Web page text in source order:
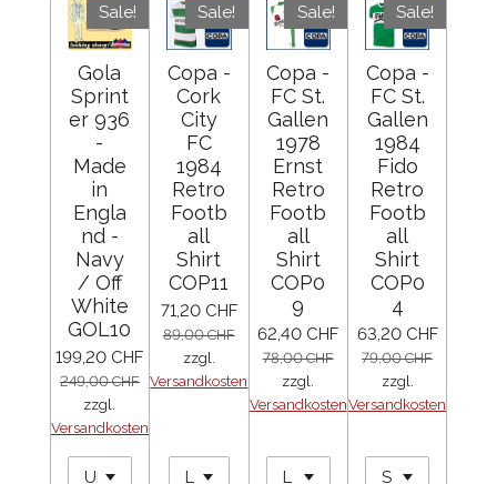
Sale!
Gola
Sprint
er 936
-
Made
in
Engla
nd -
Navy
/ Off
White
GOL10
199,20 CHF
249,00 CHF
zzgl.
Versandkosten
Sale!
Copa -
Cork
City
FC
1984
Retro
Footb
all
Shirt
COP11
71,20 CHF
89,00 CHF
zzgl.
Versandkosten
Sale!
Copa -
FC St.
Gallen
1978
Ernst
Retro
Footb
all
Shirt
COP0
9
62,40 CHF
78,00 CHF
zzgl.
Versandkosten
Sale!
Copa -
FC St.
Gallen
1984
Fido
Retro
Footb
all
Shirt
COP0
4
63,20 CHF
79,00 CHF
zzgl.
Versandkosten